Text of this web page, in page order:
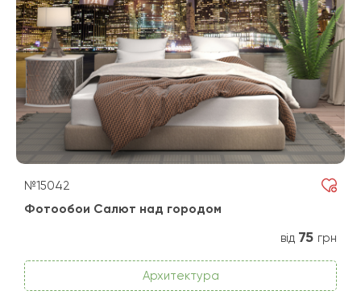
№15042
Фотообои Салют над городом
від 75 грн
Архитектура